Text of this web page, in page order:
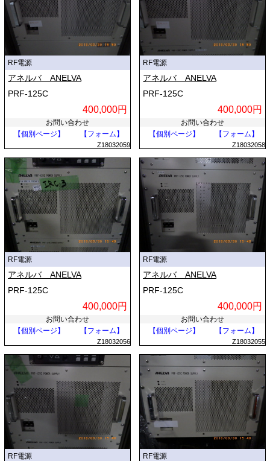
RF電源
アネルバ ANELVA
PRF-125C
400,000円
お問い合わせ
【個別ページ】
【フォーム】
Z18032059
RF電源
アネルバ ANELVA
PRF-125C
400,000円
お問い合わせ
【個別ページ】
【フォーム】
Z18032058
RF電源
アネルバ ANELVA
PRF-125C
400,000円
お問い合わせ
【個別ページ】
【フォーム】
Z18032056
RF電源
アネルバ ANELVA
PRF-125C
400,000円
お問い合わせ
【個別ページ】
【フォーム】
Z18032055
RF電源 RF電源